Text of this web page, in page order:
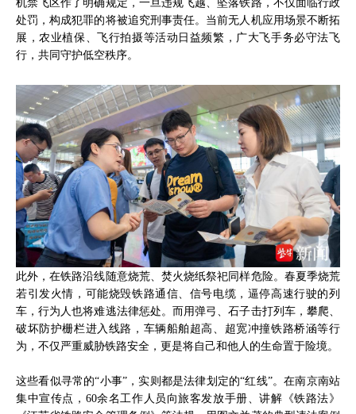
处罚，构成犯罪的将被追究刑事责任。当前无人机应用场景不断拓
展，农业植保、飞行拍摄等活动日益频繁，广大飞手务必守法飞
行，共同守护低空秩序。
此外，在铁路沿线随意烧荒、焚火烧纸祭祀同样危险。春夏季烧荒
若引发火情，可能烧毁铁路通信、信号电缆，逼停高速行驶的列
车，行为人也将难逃法律惩处。而用弹弓、石子击打列车，攀爬、
破坏防护栅栏进入线路，车辆船舶超高、超宽冲撞铁路桥涵等行
为，不仅严重威胁铁路安全，更是将自己和他人的生命置于险境。
这些看似寻常的“小事”，实则都是法律划定的“红线”。在南京南站
集中宣传点，60余名工作人员向旅客发放手册、讲解《铁路法》